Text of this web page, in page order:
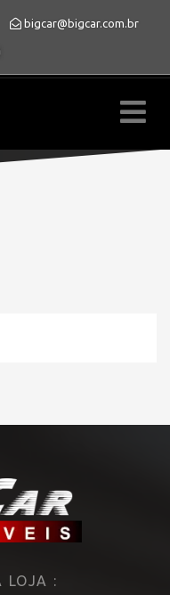
bigcar@bigcar.com.br
LOJA :